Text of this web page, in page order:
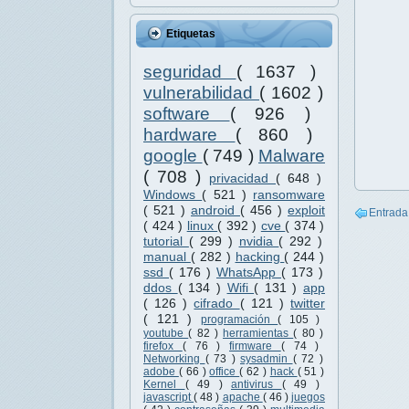
Etiquetas
seguridad ( 1637 )
vulnerabilidad ( 1602 )
software ( 926 )
hardware ( 860 )
google ( 749 ) Malware
( 708 )
privacidad ( 648 )
Windows ( 521 ) ransomware
( 521 ) android ( 456 ) exploit
( 424 ) linux ( 392 ) cve ( 374 )
tutorial ( 299 ) nvidia ( 292 )
manual ( 282 ) hacking ( 244 )
ssd ( 176 ) WhatsApp ( 173 )
ddos ( 134 ) Wifi ( 131 ) app
( 126 )cifrado ( 121 )twitter
( 121 ) programación( 105 )
youtube( 82 ) herramientas( 80 )
firefox ( 76 ) firmware ( 74 )
Networking ( 73 ) sysadmin ( 72 )
adobe ( 66 )office( 62 ) hack ( 51 )
Kernel ( 49 ) antivirus ( 49 )
javascript( 48 ) apache ( 46 ) juegos